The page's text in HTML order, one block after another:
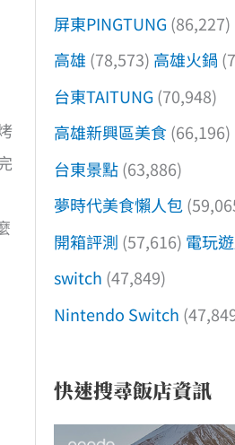
屏東PINGTUNG (86,227)
高雄 (78,573) 高雄火鍋
台東TAITUNG (70,948)
高雄新興區美食 (66,196)
台東景點(63,886)
夢時代美食懶人包
開箱評測 (57,616) 電玩
switch (47,849)
Nintendo Switch
快速搜尋飯店資訊